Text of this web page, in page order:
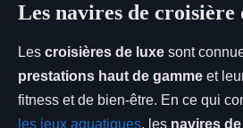
Les navires de croisière
Les croisières de luxe sont
prestations haut de gamme et
fitness et de bien-être. En ce qui
les jeux aquatiques, les navires